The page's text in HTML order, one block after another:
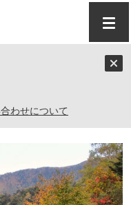
わせについて